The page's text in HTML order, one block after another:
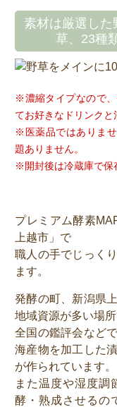
素材は厳選し
草、23種
※濃縮タイプなので
てお好きなドリンクと
※医薬品ではありま
題ありません。
※開封後は冷蔵庫で保
プレミアム酵素
上越市」で
職人の手でじっく
ます。
発酵の町、新潟県
地域資源が多い場所
全国の鑑評会など
海産物を加工した
が作られています。
また温度や湿度調
酵・熟成させるの